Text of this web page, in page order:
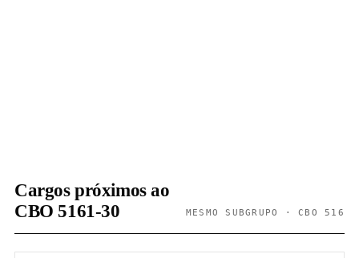
Cargos próximos ao
CBO 5161-30
MESMO SUBGRUPO · CBO 516